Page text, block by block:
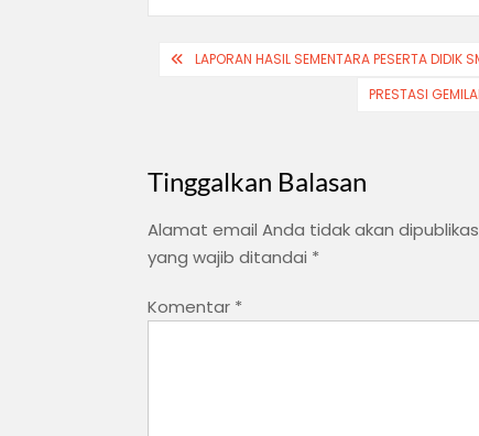
Navigasi
LAPORAN HASIL SEMENTARA PESERTA DIDIK
PRESTASI
Tinggalkan Balasan
Alamat email Anda tidak akan
yang wajib ditandai *
Komentar *